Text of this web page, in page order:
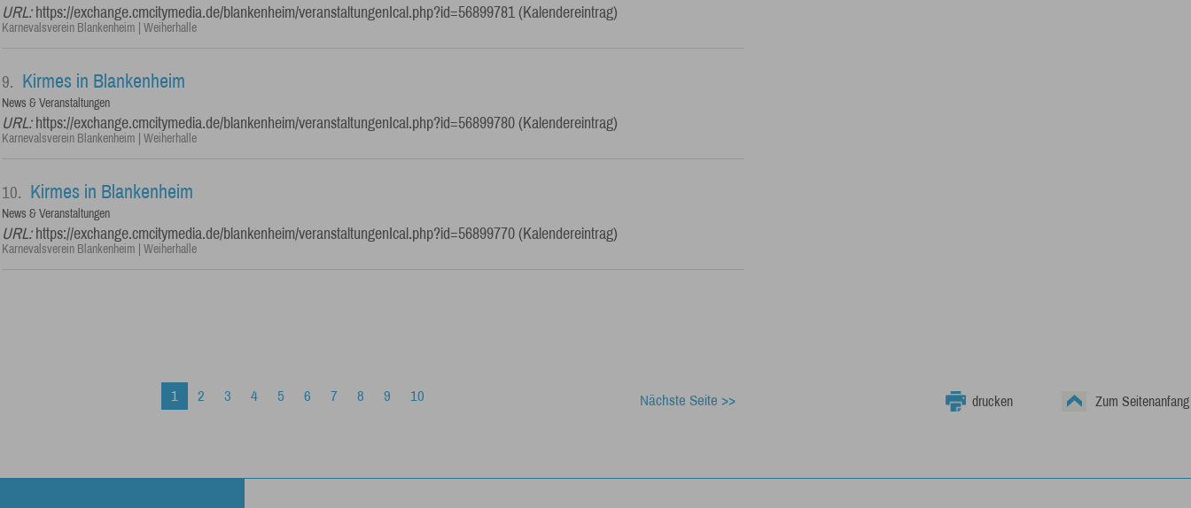
URL:https://exchange.cmcitymedia.de/blankenheim/veranstaltungenIcal.php?id=56899781 (Kalendereintrag)
Karnevalsverein Blankenheim | Weiherhalle
9. Kirmes in Blankenheim
News & Veranstaltungen
URL:https://exchange.cmcitymedia.de/blankenheim/veranstaltungenIcal.php?id=56899780 (Kalendereintrag)
Karnevalsverein Blankenheim | Weiherhalle
10. Kirmes in Blankenheim
News & Veranstaltungen
URL:https://exchange.cmcitymedia.de/blankenheim/veranstaltungenIcal.php?id=56899770 (Kalendereintrag)
Karnevalsverein Blankenheim | Weiherhalle
1 2 3 4 5 6 7 8 9 10 drucken Zum Seitenanfang